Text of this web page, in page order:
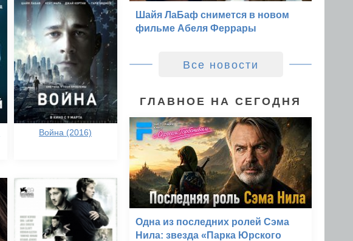
Война (2016)
Шайя ЛаБаф снимется в новом
фильме Абеля Феррары
Все новости
ГЛАВНОЕ НА СЕГОДНЯ
Одна из последних ролей Сэма
Нила: звезда «Парка Юрского